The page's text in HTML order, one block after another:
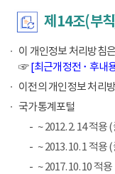
제14조(부
이 개인정보 처리방침
☞[최근개정전 ･ 후내
이전의 개인정보 처리
국가통계포털
~ 2012. 2. 14 적용
~ 2013. 10. 1 적용
~ 2017. 10. 10 적